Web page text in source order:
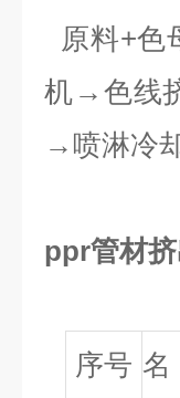
原料+
机→色线
→喷淋冷
ppr管材
生产
序号